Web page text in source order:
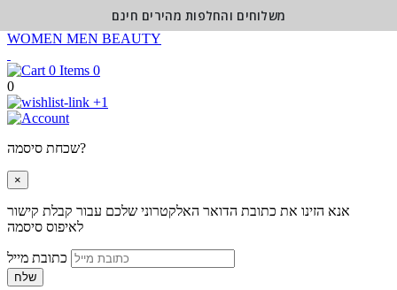
WOMEN MEN BEAUTY
0
0
+1
שכחת סיסמה?
×
אנא הזינו את כתובת הדואר האלקטרוני שלכם עבור קבלת קישור
לאיפוס סיסמה
שלח
משלוחים והחלפות מהירים חינם